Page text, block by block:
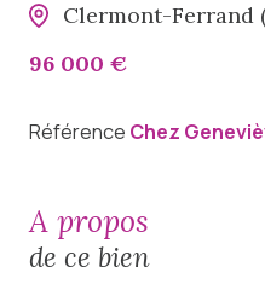
Clermont-Ferrand
96 000 €
Référence Chez
a propos
de ce bien